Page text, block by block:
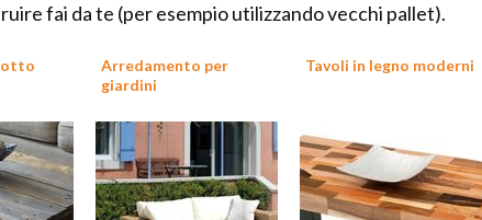
fai da te (per esempio utilizzando vecchi pallet).
Arredamento per
giardini
Tavoli in legno moderni